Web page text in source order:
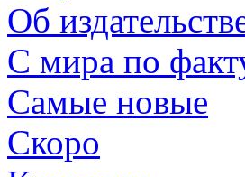
Об
С мира по
Самые новые
Скоро